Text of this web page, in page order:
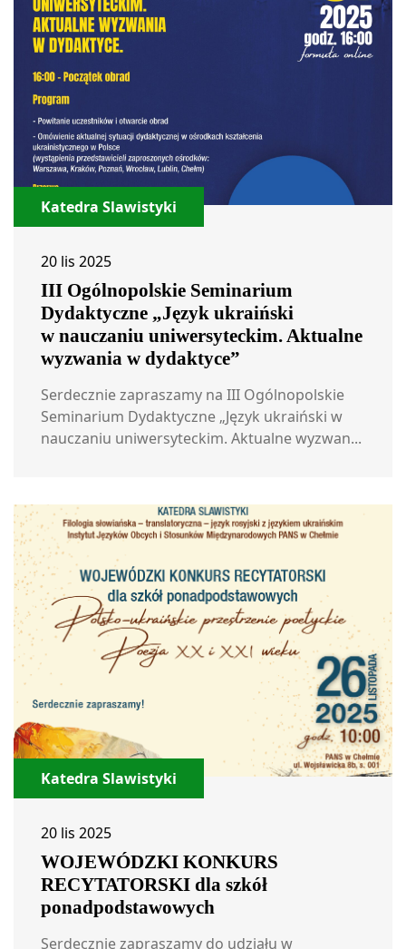
Katedra Slawistyki
20 lis 2025
III Ogólnopolskie Seminarium
Dydaktyczne „Język ukraiński
w nauczaniu uniwersyteckim. Aktualne
wyzwania w dydaktyce”
Serdecznie zapraszamy na III Ogólnopolskie
Seminarium Dydaktyczne „Język ukraiński w
nauczaniu uniwersyteckim. Aktualne wyzwan...
Katedra Slawistyki
20 lis 2025
WOJEWÓDZKI KONKURS
RECYTATORSKI dla szkół
ponadpodstawowych
Serdecznie zapraszamy do udziału w